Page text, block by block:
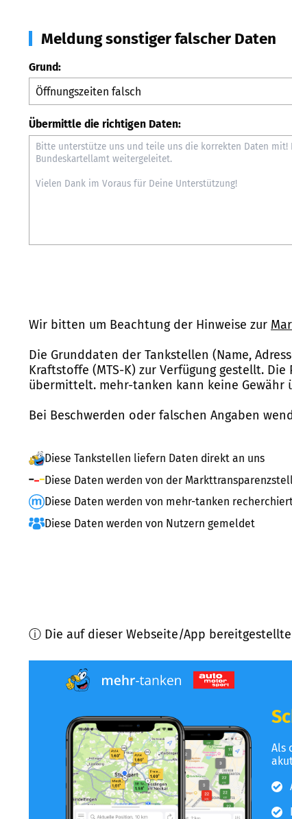
Meldung sonstiger falscher Daten
Grund:
Übermittle die richtigen Daten:
Wir bitten um Beachtung der Hinweise zur
Die Grunddaten der Tankstellen (Name,
Kraftstoffe (MTS-K) zur Verfügung gestellt.
übermittelt. mehr-tanken kann keine
Bei Beschwerden oder falschen Angaben
Diese Tankstellen liefern Daten direkt an uns
Diese Daten werden von der
Diese Daten werden von mehr-tanken
Diese Daten werden von Nutzern gemeldet
ⓘ Die auf dieser Webseite/App
Als